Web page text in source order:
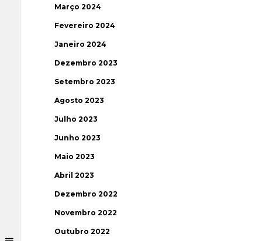
Março 2024
Fevereiro 2024
Janeiro 2024
Dezembro 2023
Setembro 2023
Agosto 2023
Julho 2023
Junho 2023
Maio 2023
Abril 2023
Dezembro 2022
Novembro 2022
Outubro 2022